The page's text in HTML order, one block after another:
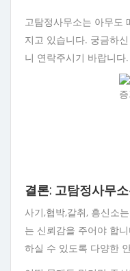
고탐정사무소는 아무도
지고 있습니다. 궁금하
니 연락주시기 바랍니다.
결론: 고탐정사무
사기,협박,갈취, 흥신소
는 신뢰감을 주어야 합
하실 수 있도록 다양한